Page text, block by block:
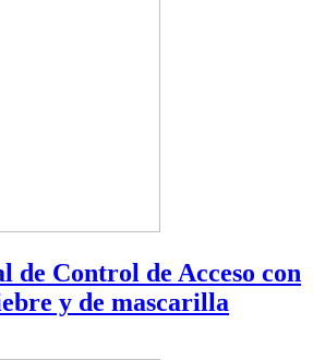
de Control de Acceso con
y de mascarilla